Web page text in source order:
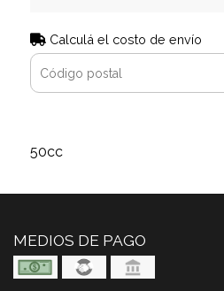
Calculá el costo de envío
50cc
MEDIOS DE PAGO